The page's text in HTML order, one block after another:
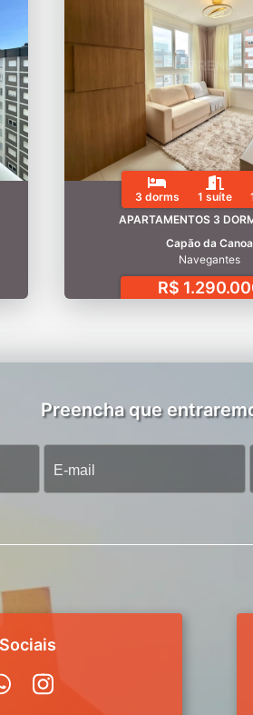
3 dorms 1 suíte
APARTAMENTOS 3
Capão da Canoa
Navegantes
R$
Preencha que